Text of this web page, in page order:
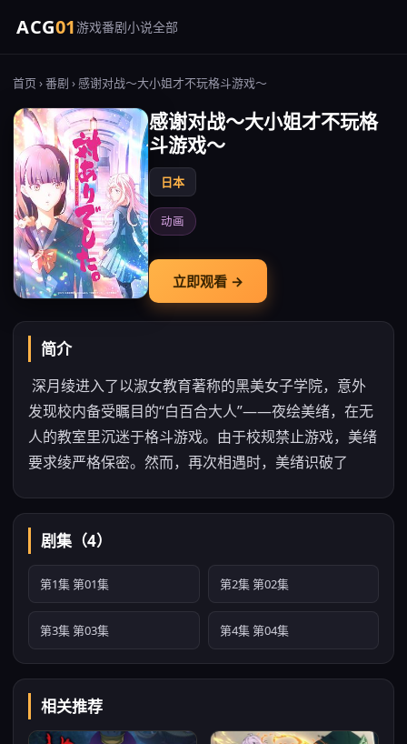
ACG01游戏番剧小说全部
首页 ›番剧 › 感谢对战～大小姐才不玩格斗游戏～
感谢对战～大小姐才不玩格
斗游戏～
日本
动画
立即观看 →
简介
深月绫进入了以淑女教育著称的黑美女子学院，意外
发现校内备受瞩目的“白百合大人”——夜绘美绪，在无
人的教室里沉迷于格斗游戏。由于校规禁止游戏，美绪
要求绫严格保密。然而，再次相遇时，美绪识破了
剧集（4）
第1集 第01集 第2集 第02集
第3集 第03集 第4集 第04集
相关推荐